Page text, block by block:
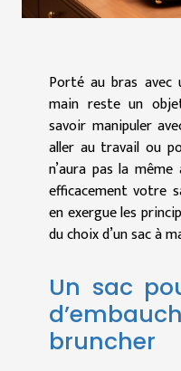
Porté au bras
main reste un
savoir manipuler
aller au travail ou
n’aura pas la
efficacement votre
en exergue les
du choix d’un sac à
Un sac
bruncher